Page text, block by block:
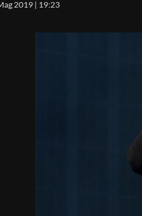
2019 | 19:23